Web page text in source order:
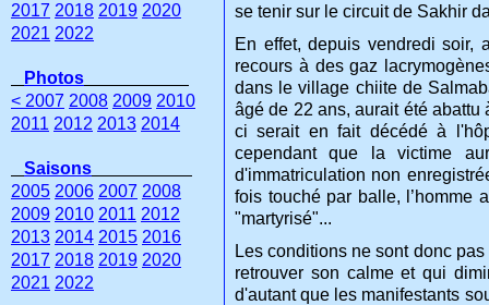
se tenir sur le circuit de Sakhir
En effet, depuis vendredi soir,
recours à des gaz
dans le village chiite de
âgé de 22 ans, aurait été
ci serait en fait décédé à
cependant que la victime
d'immatriculation non
fois touché par balle, l’homme
"martyrisé"...
Les conditions ne sont donc
retrouver son calme et qui
d'autant que les manifestants
2017 2018 2019 2020
2021 2022
Photos
< 2007 2008 2009 2010
2011 2012 2013 2014
Saisons
2005 2006 2007 2008
2009 2010 2011 2012
2013 2014 2015 2016
2017 2018 2019 2020
2021 2022